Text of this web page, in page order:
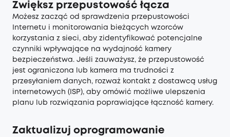
Zwiększ przepustowość łącza
Możesz zacząć od sprawdzenia przepustowości
Internetu i monitorowania bieżących wzorców
korzystania z sieci, aby zidentyfikować potencjalne
czynniki wpływające na wydajność kamery
bezpieczeństwa. Jeśli zauważysz, że przepustowość
jest ograniczona lub kamera ma trudności z
przesyłaniem danych, rozważ kontakt z dostawcą usług
internetowych (ISP), aby omówić możliwe ulepszenia
planu lub rozwiązania poprawiające łączność kamery.
Zaktualizuj oprogramowanie